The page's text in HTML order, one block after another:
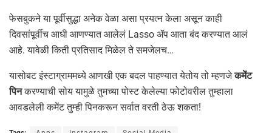
फेसबुकने या पूर्वीसुद्धा अनेक वेळा असा प्रयत्न केला असून काही
दिवसांपूर्वीच आधी आणण्यात आलेलं Lasso ॲप आता बंद करण्यात आलं
आहे. यावेळी किती प्रतिसाद मिळेल ते समजेलच…
यासोबट इंस्टाग्राममध्ये आणखी एक बदल पाहण्यात येतोय तो म्हणजेकमेंट
पिनकरण्याची सोय यामुळे तुमच्या पोस्ट केलेल्या फोटोवरील तुम्हाला
आवडलेली कमेंट तुम्ही पिनकरून सर्वात वरती ठेऊ शकता!